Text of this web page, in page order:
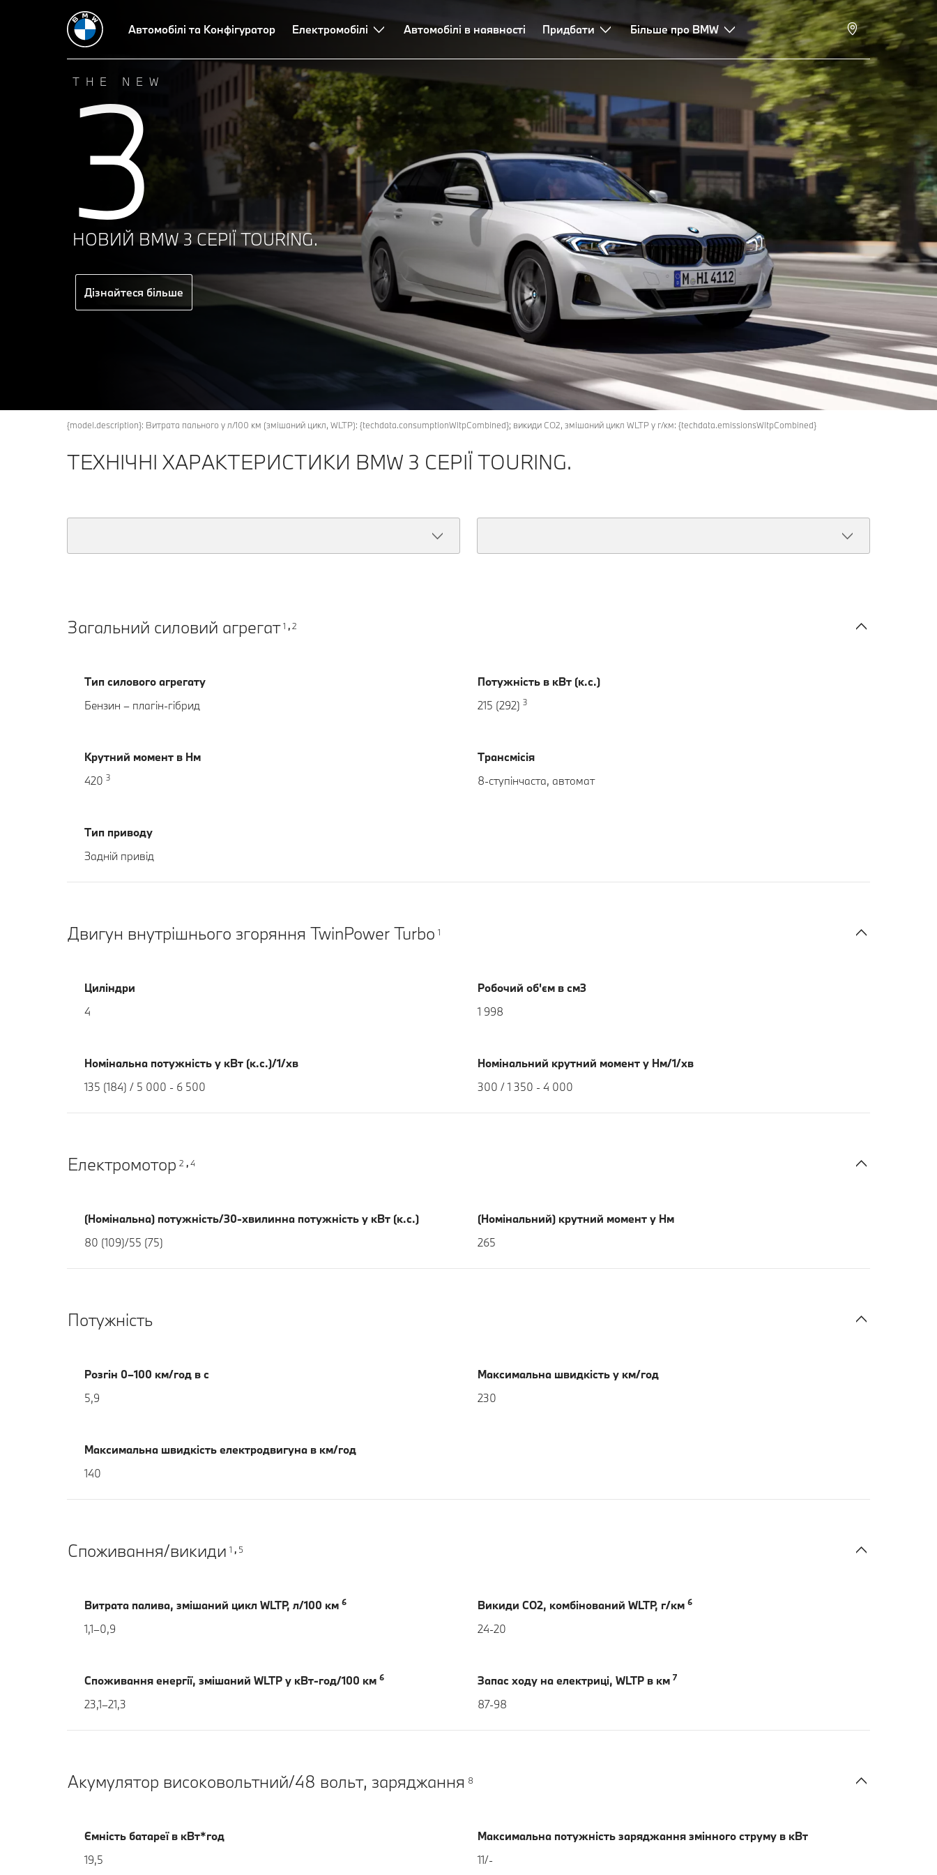
Автомобілі та Конфігуратор Електромобілі Автомобілі в наявності Придбати Більше про BMW
THE NEW
3
НОВИЙ BMW 3 СЕРІЇ TOURING.
Дізнайтеся більше
{model.description}: Витрата пального у л/100 км (змішаний цикл, WLTP): {techdata.consumptionWltpCombined}; викиди CO2, змішаний цикл WLTP у г/км: {techdata.emissionsWltpCombined}
ТЕХНІЧНІ ХАРАКТЕРИСТИКИ BMW 3 СЕРІЇ TOURING.
Загальний силовий агрегат 1 , 2
Тип силового агрегату
Бензин – плагін-гібрид
Потужність в кВт (к.с.)
215 (292) 3
Крутний момент в Нм
420 3
Трансмісія
8-ступінчаста, автомат
Тип приводу
Задній привід
Двигун внутрішнього згоряння TwinPower Turbo 1
Циліндри
4
Робочий об'єм в см3
1 998
Номінальна потужність у кВт (к.с.)/1/хв
135 (184) / 5 000 - 6 500
Номінальний крутний момент у Нм/1/хв
300 / 1 350 - 4 000
Електромотор 2 , 4
(Номінальна) потужність/30-хвилинна потужність у кВт (к.с.)
80 (109)/55 (75)
(Номінальний) крутний момент у Нм
265
Потужність
Розгін 0–100 км/год в с
5,9
Максимальна швидкість у км/год
230
Максимальна швидкість електродвигуна в км/год
140
Споживання/викиди 1 , 5
Витрата палива, змішаний цикл WLTP, л/100 км 6
1,1–0,9
Викиди CO2, комбінований WLTP, г/км 6
24-20
Споживання енергії, змішаний WLTP у кВт-год/100 км 6
23,1–21,3
Запас ходу на електриці, WLTP в км 7
87-98
Акумулятор високовольтний/48 вольт, заряджання 8
Ємність батареї в кВт*год
19,5
Максимальна потужність заряджання змінного струму в кВт
11/-